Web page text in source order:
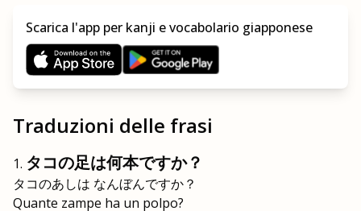
Scarica l'app per kanji e vocabolario giapponese
Traduzioni delle frasi
タコの足は何本ですか？
タコのあしは なんぼんですか？
Quante zampe ha un polpo?